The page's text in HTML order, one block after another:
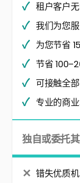
租户客户无
我们为您
为您节省
节省
可接触全部
专业的商业
独自或委托
错失优质